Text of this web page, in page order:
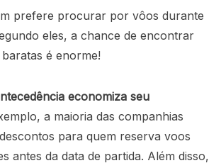
prefere procurar por vôos durante
eles, a chance de encontrar
é enorme!
economiza seu
a maioria das companhias
para quem reserva voos
antes da data de partida. Além disso,